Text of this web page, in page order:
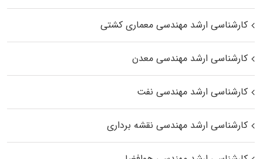
کارشناسی ارشد مهندسی معماری کشتی
کارشناسی ارشد مهندسی معدن
کارشناسی ارشد مهندسی نفت
کارشناسی ارشد مهندسی نقشه برداری